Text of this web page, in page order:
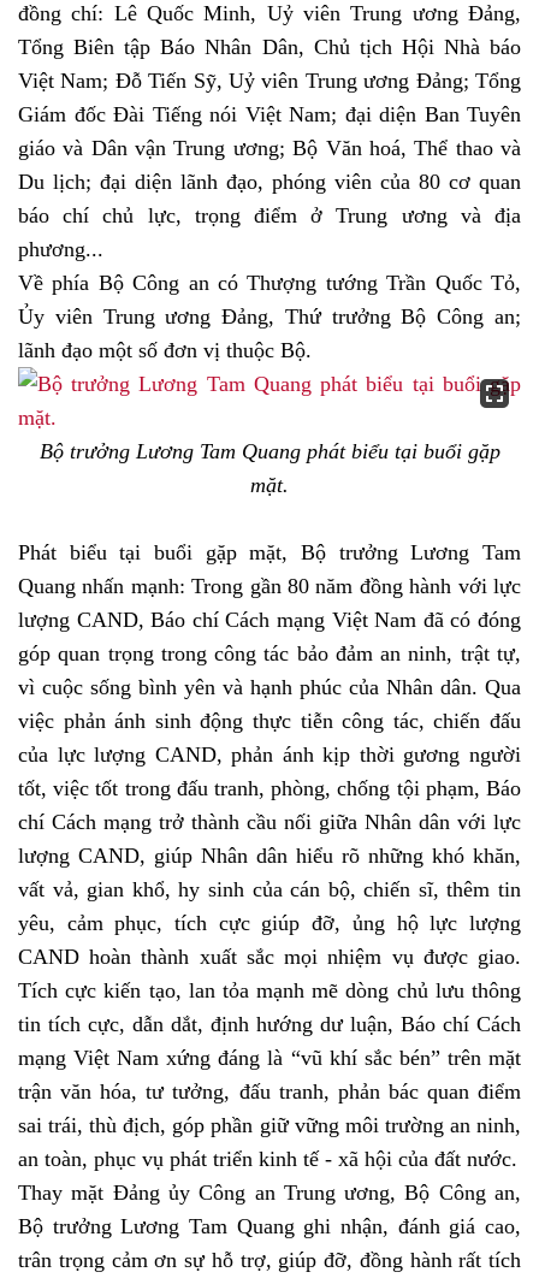
đồng chí: Lê Quốc Minh, Uỷ viên Trung ương Đảng,
Tổng Biên tập Báo Nhân Dân, Chủ tịch Hội Nhà báo
Việt Nam; Đỗ Tiến Sỹ, Uỷ viên Trung ương Đảng; Tổng
Giám đốc Đài Tiếng nói Việt Nam; đại diện Ban Tuyên
giáo và Dân vận Trung ương; Bộ Văn hoá, Thể thao và
Du lịch; đại diện lãnh đạo, phóng viên của 80 cơ quan
báo chí chủ lực, trọng điểm ở Trung ương và địa
phương...
Về phía Bộ Công an có Thượng tướng Trần Quốc Tỏ,
Ủy viên Trung ương Đảng, Thứ trưởng Bộ Công an;
lãnh đạo một số đơn vị thuộc Bộ.
Bộ trưởng Lương Tam Quang phát biểu tại buổi gặp
mặt.
Phát biểu tại buổi gặp mặt, Bộ trưởng Lương Tam
Quang nhấn mạnh: Trong gần 80 năm đồng hành với lực
lượng CAND, Báo chí Cách mạng Việt Nam đã có đóng
góp quan trọng trong công tác bảo đảm an ninh, trật tự,
vì cuộc sống bình yên và hạnh phúc của Nhân dân. Qua
việc phản ánh sinh động thực tiễn công tác, chiến đấu
của lực lượng CAND, phản ánh kịp thời gương người
tốt, việc tốt trong đấu tranh, phòng, chống tội phạm, Báo
chí Cách mạng trở thành cầu nối giữa Nhân dân với lực
lượng CAND, giúp Nhân dân hiểu rõ những khó khăn,
vất vả, gian khổ, hy sinh của cán bộ, chiến sĩ, thêm tin
yêu, cảm phục, tích cực giúp đỡ, ủng hộ lực lượng
CAND hoàn thành xuất sắc mọi nhiệm vụ được giao.
Tích cực kiến tạo, lan tỏa mạnh mẽ dòng chủ lưu thông
tin tích cực, dẫn dắt, định hướng dư luận, Báo chí Cách
mạng Việt Nam xứng đáng là “vũ khí sắc bén” trên mặt
trận văn hóa, tư tưởng, đấu tranh, phản bác quan điểm
sai trái, thù địch, góp phần giữ vững môi trường an ninh,
an toàn, phục vụ phát triển kinh tế - xã hội của đất nước.
Thay mặt Đảng ủy Công an Trung ương, Bộ Công an,
Bộ trưởng Lương Tam Quang ghi nhận, đánh giá cao,
trân trọng cảm ơn sự hỗ trợ, giúp đỡ, đồng hành rất tích